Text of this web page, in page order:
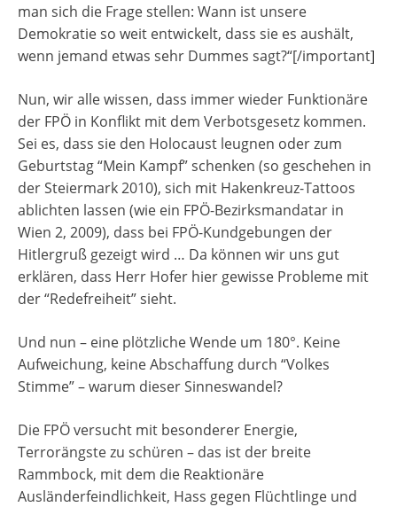
man sich die Frage stellen: Wann ist unsere
Demokratie so weit entwickelt, dass sie es aushält,
wenn jemand etwas sehr Dummes sagt?“[/important]
Nun, wir alle wissen, dass immer wieder Funktionäre
der FPÖ in Konflikt mit dem Verbotsgesetz kommen.
Sei es, dass sie den Holocaust leugnen oder zum
Geburtstag “Mein Kampf” schenken (so geschehen in
der Steiermark 2010), sich mit Hakenkreuz-Tattoos
ablichten lassen (wie ein FPÖ-Bezirksmandatar in
Wien 2, 2009), dass bei FPÖ-Kundgebungen der
Hitlergruß gezeigt wird … Da können wir uns gut
erklären, dass Herr Hofer hier gewisse Probleme mit
der “Redefreiheit” sieht.
Und nun – eine plötzliche Wende um 180°. Keine
Aufweichung, keine Abschaffung durch “Volkes
Stimme” – warum dieser Sinneswandel?
Die FPÖ versucht mit besonderer Energie,
Terrorängste zu schüren – das ist der breite
Rammbock, mit dem die Reaktionäre
Ausländerfeindlichkeit, Hass gegen Flüchtlinge und